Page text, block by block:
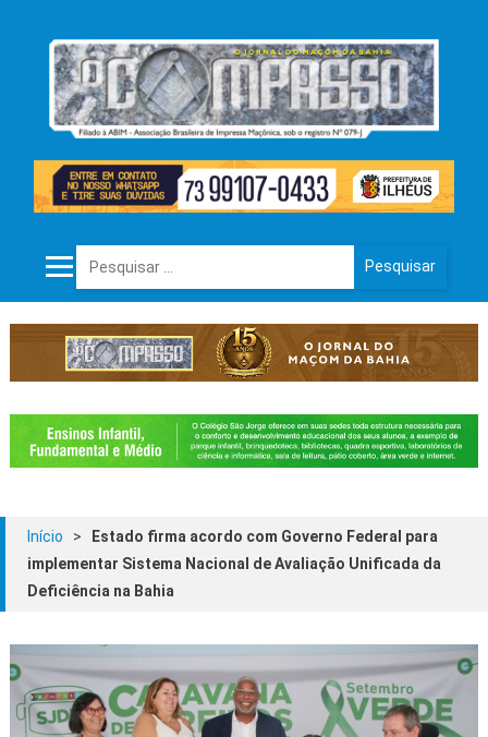
Pesquisar por:
Início >
Estado firma acordo com Governo Federal para
implementar Sistema Nacional de Avaliação Unificada da
Deficiência na Bahia